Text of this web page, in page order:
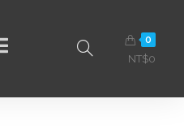
0
NT$0